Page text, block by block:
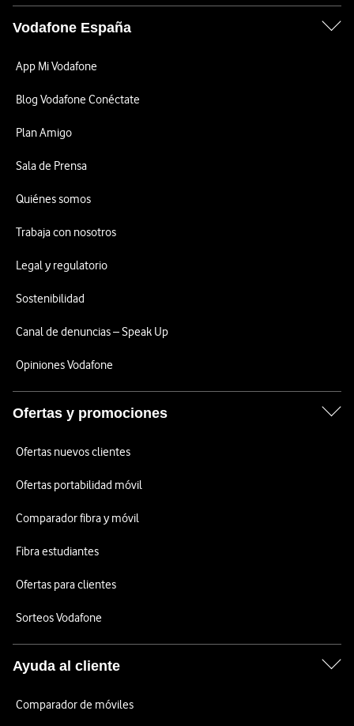
Vodafone España
App Mi Vodafone
Blog Vodafone Conéctate
Plan Amigo
Sala de Prensa
Quiénes somos
Trabaja con nosotros
Legal y regulatorio
Sostenibilidad
Canal de denuncias – Speak Up
Opiniones Vodafone
Ofertas y promociones
Ofertas nuevos clientes
Ofertas portabilidad móvil
Comparador fibra y móvil
Fibra estudiantes
Ofertas para clientes
Sorteos Vodafone
Ayuda al cliente
Comparador de móviles